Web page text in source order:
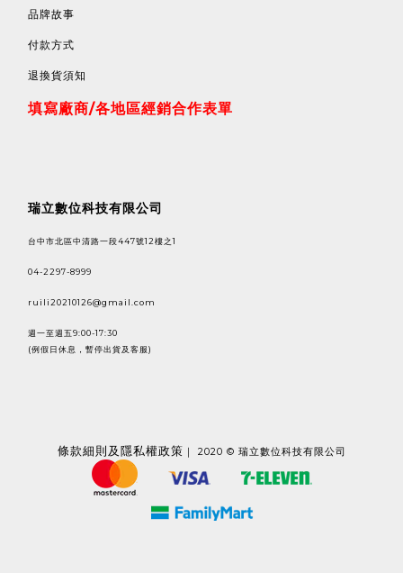
品牌故事
付款方式
退換貨須知
填寫廠商/各地區經銷合作表單
瑞立數位科技有限公司
台中市北區中清路一段447號12樓之1
04-2297-8999
ruili20210126@gmail.com
週一至週五9:00-17:30
(例假日休息，暫停出貨及客服)
條款細則及隱私權政策 ｜ 2020 © 瑞立數位科技有限公司